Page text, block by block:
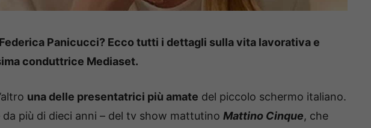
Panicucci? Ecco tutti i dettagli sulla vita lavorativa e
conduttrice Mediaset.
una delle presentatrici più amate del piccolo schermo italiano.
da più di dieci anni – del tv show mattutino Mattino Cinque, che